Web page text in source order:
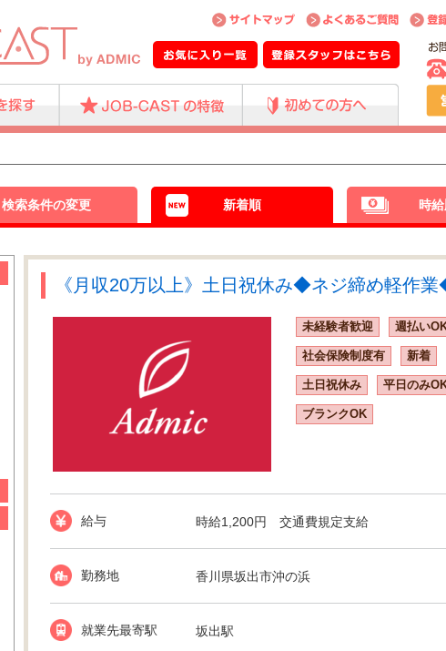
検索条件の変更 新着順 時
《月収20万以上》土日祝休み◆ネジ締め軽作
未経験者歓迎 週払い
社会保険制度有 新着
土日祝休み 平日のみ
ブランクOK
給与 時給1,200円 交通費規定支給
勤務地 香川県坂出市沖の浜
就業先最寄駅 坂出駅